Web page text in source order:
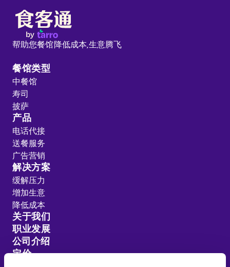
帮助您餐馆降低成本,生意腾飞
餐馆类型
中餐馆
寿司
披萨
产品
电话代接
送餐服务
广告营销
解决方案
缓解压力
增加生意
降低成本
关于我们
职业发展
公司介绍
定价